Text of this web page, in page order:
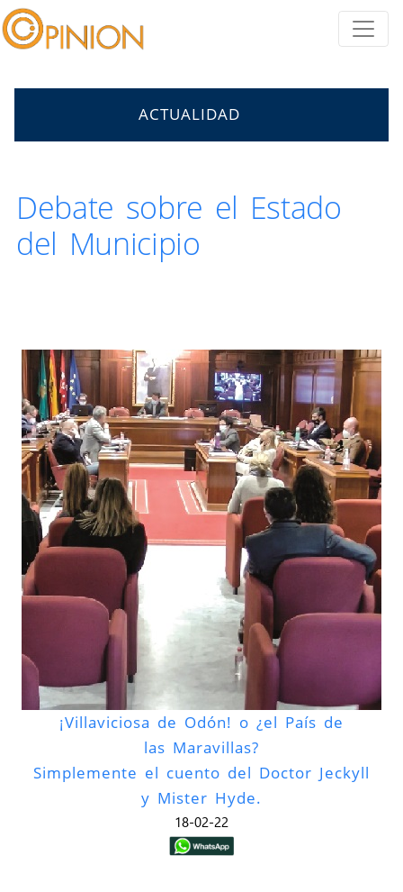
ACTUALIDAD
Debate sobre el Estado
del Municipio
¡Villaviciosa de Odón! o ¿el País de
las Maravillas?
Simplemente el cuento del Doctor Jeckyll
y Mister Hyde.
18-02-22